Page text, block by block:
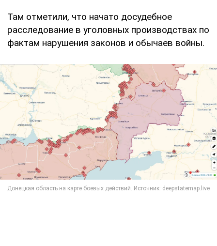
Там отметили, что начато досудебное
расследование в уголовных производствах по
фактам нарушения законов и обычаев войны.